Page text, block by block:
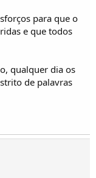
para que o
e que todos
qualquer dia os
de palavras